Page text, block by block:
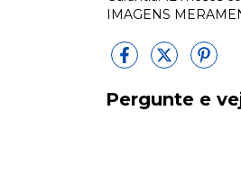
IMAGENS
Pergunte e